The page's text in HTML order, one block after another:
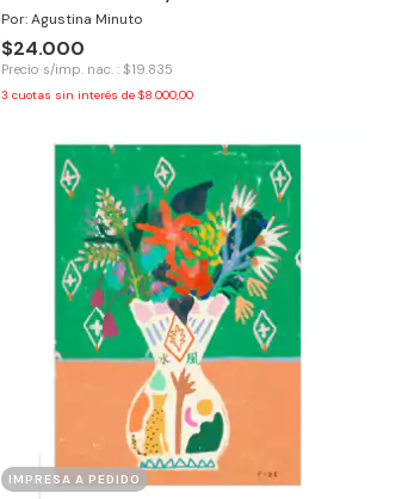
Por: Agustina Minuto
$24.000
Precio s/imp. nac. : $19.835
3 cuotas sin interés de$8.000,00
IMPRESA A PEDIDO